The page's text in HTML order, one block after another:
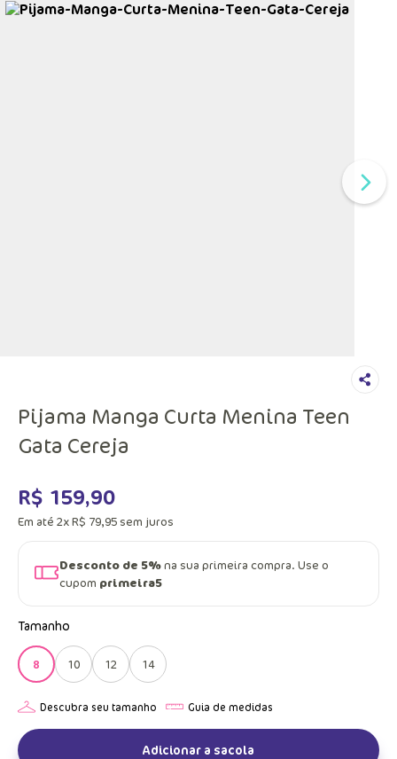
Pijama Manga Curta Menina Teen
Gata Cereja
R$ 159,90
Em até 2xR$ 79,95 sem juros
Desconto de 5%na sua primeira compra. Use o
cupom primeira5
Tamanho
8 10 12 14
Adicionar a sacola